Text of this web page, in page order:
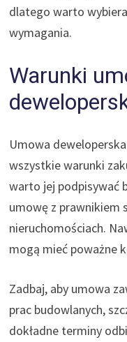
dlatego warto
wymagania.
Warunki
Umowa
wszystkie warunki
warto jej podpisywać
umowę z prawnikiem
nieruchomościach.
mogą mieć poważne
Zadbaj, aby umowa
prac budowlanych,
dokładne terminy